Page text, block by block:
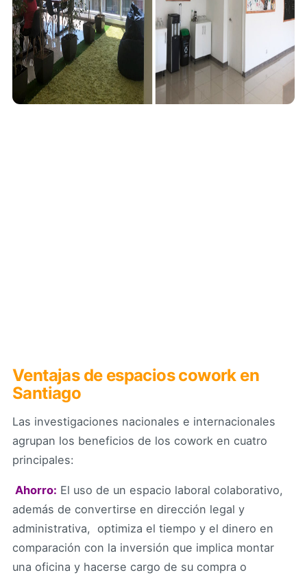
Ventajas de espacios cowork en
Santiago
Las investigaciones nacionales e internacionales
agrupan los beneficios de los cowork en cuatro
principales:
 Ahorro: El uso de un espacio laboral colaborativo,
además de convertirse en dirección legal y
administrativa, optimiza el tiempo y el dinero en
comparación con la inversión que implica montar
una oficina y hacerse cargo de su compra o